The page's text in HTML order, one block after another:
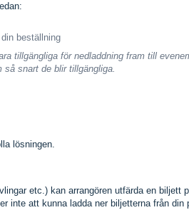
beställning
tillgängliga för nedladdning fram till
så snart de blir tillgängliga.
lösningen.
etc.) kan arrangören utfärda en biljett
inte att kunna ladda ner biljetterna från